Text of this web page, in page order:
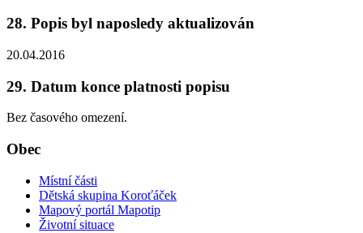
28. Popis byl naposledy aktualizován
20.04.2016
29. Datum konce platnosti popisu
Bez časového omezení.
Obec
Místní části
Dětská skupina Koroťáček
Mapový portál Mapotip
Životní situace